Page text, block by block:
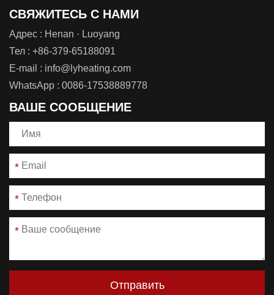
СВЯЖИТЕСЬ С НАМИ
Адрес : Henan · Luoyang
Тел : +86-379-65188091
E-mail : info@lyheating.com
WhatsApp : 0086-17538889778
ВАШЕ СООБЩЕНИЕ
*
*
*
Отправить